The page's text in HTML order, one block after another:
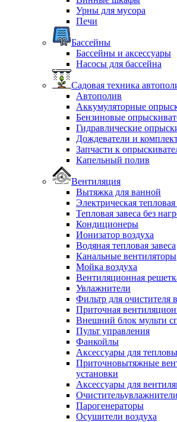
Урны для мусора
Печи
Бассейны
Бассейны и аксессуары
Насосы для бассейна
Садовая техника
Автополив
Аккумуляторные
Бензиновые
Гидравлические
Дождеватели и
Запчасти к
Капельный полив
Вентиляция
Вытяжка для ванной
Электрическая тепловая
Тепловая завеса без
Кондиционеры
Ионизатор воздуха
Водяная тепловая завеса
Канальные вентиляторы
Мойка воздуха
Вентиляционная
Увлажнители
Фильтр для очистителя
Приточная
Внешний блок мульти
Пульт управления
Фанкойлы
Аксессуары для
Приточновытяжные
установки
Аксессуары для
Парогенераторы
Осушители воздуха